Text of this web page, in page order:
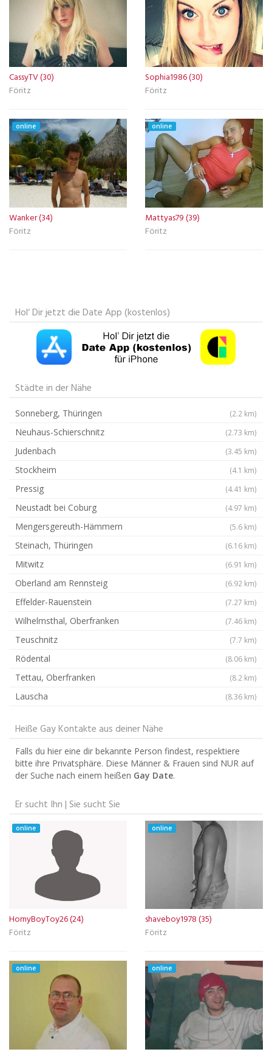
CassyTV (30)
Föritz
Sophia1986 (30)
Föritz
online
Wanker (34)
Föritz
online
Mattyas79 (39)
Föritz
Hol‘ Dir jetzt die Date App (kostenlos)
Städte in der Nähe
Sonneberg, Thüringen (2.2 km)
Neuhaus-Schierschnitz (2.73 km)
Judenbach (3.45 km)
Stockheim (4.1 km)
Pressig (4.41 km)
Neustadt bei Coburg (4.97 km)
Mengersgereuth-Hämmern (5.6 km)
Steinach, Thüringen (6.16 km)
Mitwitz (6.91 km)
Oberland am Rennsteig (6.92 km)
Effelder-Rauenstein (7.27 km)
Wilhelmsthal, Oberfranken (7.46 km)
Teuschnitz (7.7 km)
Rödental (8.06 km)
Tettau, Oberfranken (8.2 km)
Lauscha (8.36 km)
Heiße Gay Kontakte aus deiner Nähe
Falls du hier eine dir bekannte Person findest, respektiere
bitte ihre Privatsphäre. Diese Männer & Frauen sind NUR auf
der Suche nach einem heißen Gay Date.
Er sucht Ihn | Sie sucht Sie
online
HornyBoyToy26 (24)
Föritz
online
shaveboy1978 (35)
Föritz
online online